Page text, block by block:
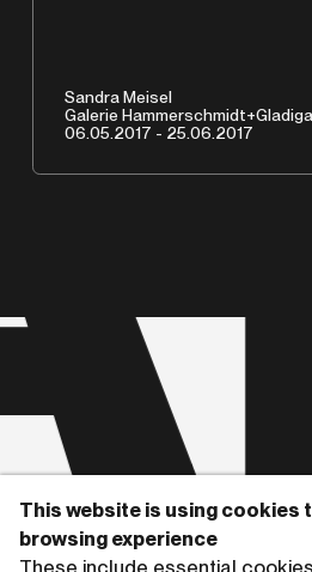
Sandra Meisel
Galerie
06.05.2017 - 25.06.2017
Copyrights © 2026
This website is using cookies
browsing experience
These include essential